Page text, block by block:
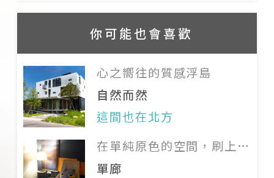
以上延期退款資訊僅供參考，詳情
與主人確認價格與相關資訊；若遇
特殊狀況請與旅宿聯繫
禁止吸毒、酗酒、賭博、大聲喧
嘩、鬧事、施放炮竹及任何不法行
為；若有違法之情形，旅宿有權終
止住房權利並索取賠償，且將報警
處理
卯澳公車站，距離 0.2 公里；
詳細時刻表與票價請至
國光客運查詢
BR24 南港展覽館捷運站，距
離 53 公里；詳細時刻表與票
價請至
台北捷運查詢
建議從福隆火車站轉乘計程
你可能也會喜歡
心之嚮往的質感浮島
自然而然
這間也在北方
在單純原色的空間，刷上家
的溫度
單廊